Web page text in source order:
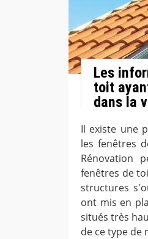
Les
toit
dans la
Il existe une
les fenêtres
Rénovation
fenêtres de
structures
ont mis en
situés très
de ce type de